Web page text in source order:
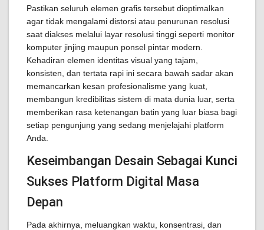
Pastikan seluruh elemen grafis tersebut dioptimalkan
agar tidak mengalami distorsi atau penurunan resolusi
saat diakses melalui layar resolusi tinggi seperti monitor
komputer jinjing maupun ponsel pintar modern.
Kehadiran elemen identitas visual yang tajam,
konsisten, dan tertata rapi ini secara bawah sadar akan
memancarkan kesan profesionalisme yang kuat,
membangun kredibilitas sistem di mata dunia luar, serta
memberikan rasa ketenangan batin yang luar biasa bagi
setiap pengunjung yang sedang menjelajahi platform
Anda.
Keseimbangan Desain Sebagai Kunci
Sukses Platform Digital Masa
Depan
Pada akhirnya, meluangkan waktu, konsentrasi, dan